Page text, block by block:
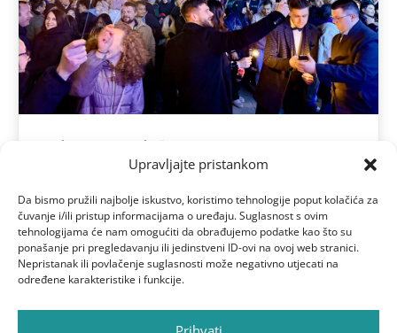
Upravljajte pristankom
Da bismo pružili najbolje iskustvo, koristimo tehnologije poput kolačića za
čuvanje i/ili pristup informacijama o uređaju. Suglasnost s ovim
tehnologijama će nam omogućiti da obrađujemo podatke kao što su
ponašanje pri pregledavanju ili jedinstveni ID-ovi na ovoj web stranici.
Nepristanak ili povlačenje suglasnosti može negativno utjecati na
određene karakteristike i funkcije.
Bosutske bećare
Više...